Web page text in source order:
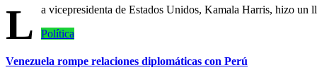
L
a vicepresidenta de Estados Unidos, Kamala Harris, hizo
Política
Venezuela rompe relaciones diplomáticas con Perú